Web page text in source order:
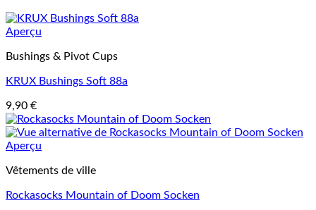
Aperçu
Bushings & Pivot Cups
KRUX Bushings Soft 88a
9,90 €
Aperçu
Vêtements de ville
Rockasocks Mountain of Doom Socken